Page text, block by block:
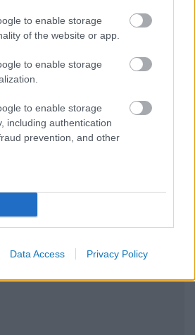
to enable storage
of the website or app.
to enable storage
to enable storage
including authentication
prevention, and other
Data Access Privacy Policy
szívének városa
politika és Kína gazdasági
Avagy a kognitív
migrációs útvonalai: A
útvonal, A Darién-régió és az